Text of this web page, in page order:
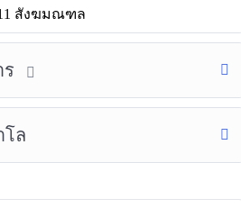
สังฆมณฑล
โล